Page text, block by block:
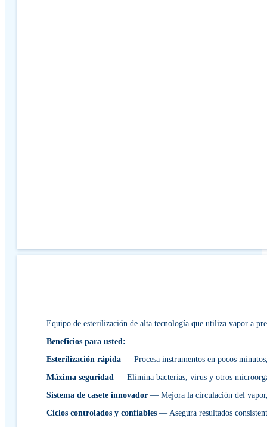
Equipo de esterilización de alta tecnología que utiliza vapor a
Beneficios para usted:
Esterilización rápida — Procesa instrumentos en pocos
Máxima seguridad — Elimina bacterias, virus y otros
Sistema de casete innovador — Mejora la circulación del
Ciclos controlados y confiables — Asegura resultados